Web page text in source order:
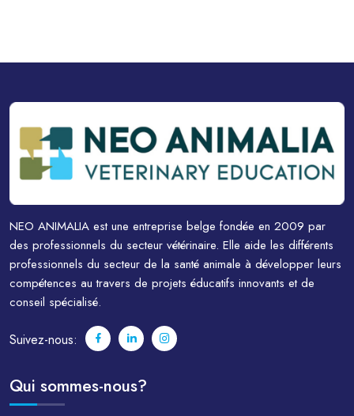
NEO ANIMALIA est une entreprise belge fondée en 2009 par
des professionnels du secteur vétérinaire. Elle aide les différents
professionnels du secteur de la santé animale à développer leurs
compétences au travers de projets éducatifs innovants et de
conseil spécialisé.
Suivez-nous:
Qui sommes-nous?